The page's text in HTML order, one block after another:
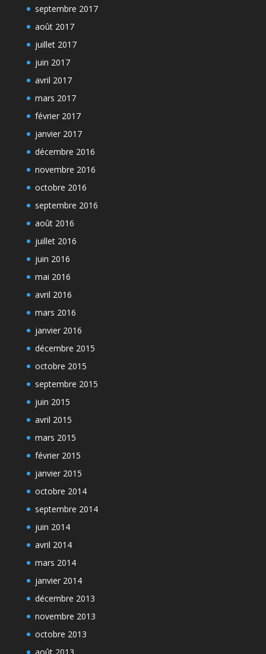
septembre 2017
août 2017
juillet 2017
juin 2017
avril 2017
mars 2017
février 2017
janvier 2017
décembre 2016
novembre 2016
octobre 2016
septembre 2016
août 2016
juillet 2016
juin 2016
mai 2016
avril 2016
mars 2016
janvier 2016
décembre 2015
octobre 2015
septembre 2015
juin 2015
avril 2015
mars 2015
février 2015
janvier 2015
octobre 2014
septembre 2014
juin 2014
avril 2014
mars 2014
janvier 2014
décembre 2013
novembre 2013
octobre 2013